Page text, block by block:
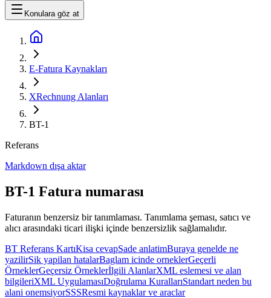
Konulara göz at
E-Fatura Kaynakları
XRechnung Alanları
BT-1
Referans
Markdown dışa aktar
BT-1 Fatura numarası
Faturanın benzersiz bir tanımlaması. Tanımlama şeması, satıcı ve
alıcı arasındaki ticari ilişki içinde benzersizlik sağlamalıdır.
BT Referans KartıKisa cevapSade anlatimBuraya genelde ne
yazilirSik yapilan hatalarBaglam icinde orneklerGeçerli
ÖrneklerGeçersiz Örneklerİlgili AlanlarXML eslemesi ve alan
bilgileriXML UygulamasıDoğrulama KurallarıStandart neden bu
alani onemsiyorSSSResmi kaynaklar ve araclar